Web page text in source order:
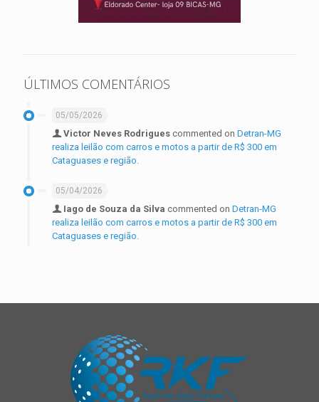
ÚLTIMOS COMENTÁRIOS
05/05/2026
Victor Neves Rodrigues commented on Detran-MG
realiza leilão com carros e motos a partir de R$ 300 em
Cataguases e região.
05/04/2026
Iago de Souza da Silva commented on Detran-MG
realiza leilão com carros e motos a partir de R$ 300 em
Cataguases e região.